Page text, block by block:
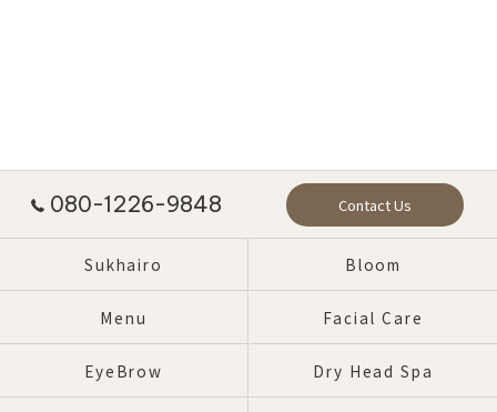
080-1226-9848 Contact Us
Sukhairo Bloom
Menu Facial Care
EyeBrow Dry Head Spa